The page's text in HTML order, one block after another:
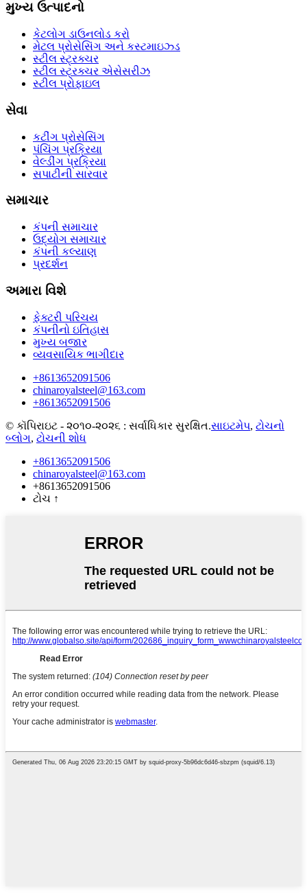
મુખ્ય ઉત્પાદનો
કેટલોગ ડાઉનલોડ કરો
મેટલ પ્રોસેસિંગ અને કસ્ટમાઇઝ્ડ
સ્ટીલ સ્ટ્રક્ચર
સ્ટીલ સ્ટ્રક્ચર એસેસરીઝ
સ્ટીલ પ્રોફાઇલ
સેવા
કટીંગ પ્રોસેસિંગ
પંચિંગ પ્રક્રિયા
વેલ્ડીંગ પ્રક્રિયા
સપાટીની સારવાર
સમાચાર
કંપની સમાચાર
ઉદ્યોગ સમાચાર
કંપની કલ્યાણ
પ્રદર્શન
અમારા વિશે
ફેક્ટરી પરિચય
કંપનીનો ઇતિહાસ
મુખ્ય બજાર
વ્યવસાયિક ભાગીદાર
+8613652091506
chinaroyalsteel@163.com
+8613652091506
© કૉપિરાઇટ - ૨૦૧૦-૨૦૨૬ : સર્વાધિકાર સુરક્ષિત.સાઇટમેપ, ટોચનો
બ્લોગ, ટોચની શોધ
+8613652091506
chinaroyalsteel@163.com
+8613652091506
ટોચ ↑